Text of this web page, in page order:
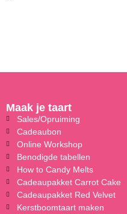
Maak je taart
Sales/Opruiming
Cadeaubon
Online Workshop
Benodigde tabellen
How to Candy Melts
Cadeaupakket Carrot Cake
Cadeaupakket Red Velvet
Kerstboomtaart maken